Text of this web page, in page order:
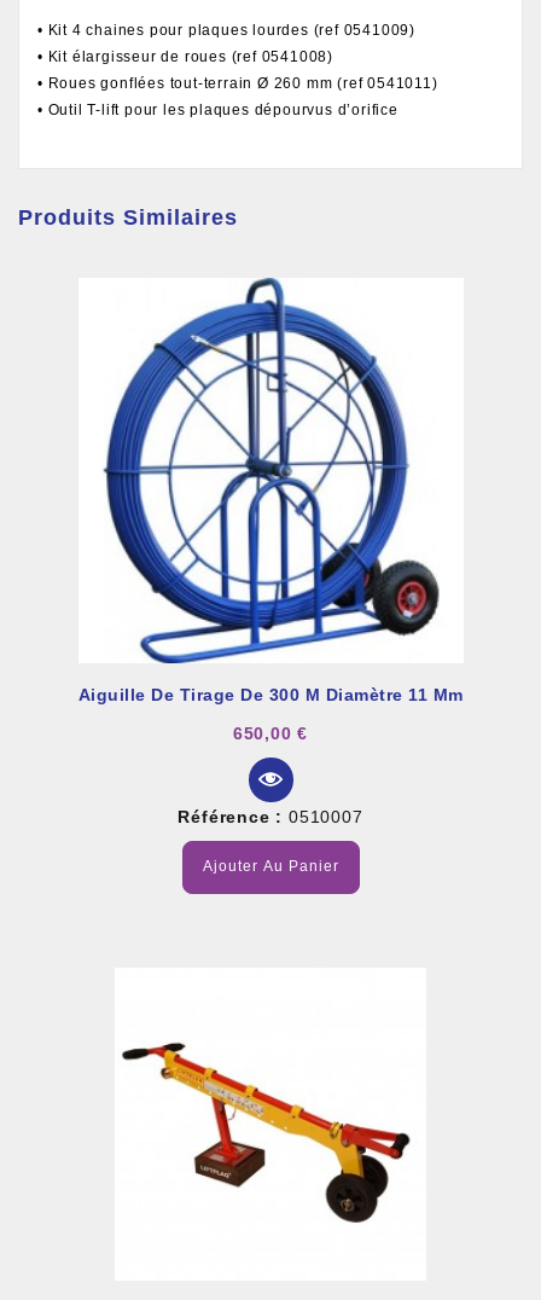
• Kit 4 chaines pour plaques lourdes (ref 0541009)
• Kit élargisseur de roues (ref 0541008)
• Roues gonflées tout-terrain Ø 260 mm (ref 0541011)
• Outil T-lift pour les plaques dépourvus d’orifice
Produits Similaires
Aiguille De Tirage De 300 M Diamètre 11 Mm
650,00 €
Référence : 0510007
Ajouter Au Panier